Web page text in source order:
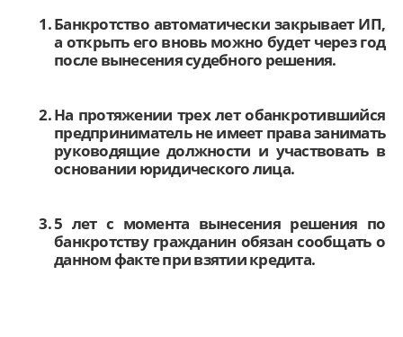
Банкротство автоматически закрывает ИП,
а открыть его вновь можно будет через год
после вынесения судебного решения.
На протяжении трех лет обанкротившийся
предприниматель не имеет права занимать
руководящие должности и участвовать в
основании юридического лица.
5 лет с момента вынесения решения по
банкротству гражданин обязан сообщать о
данном факте при взятии кредита.